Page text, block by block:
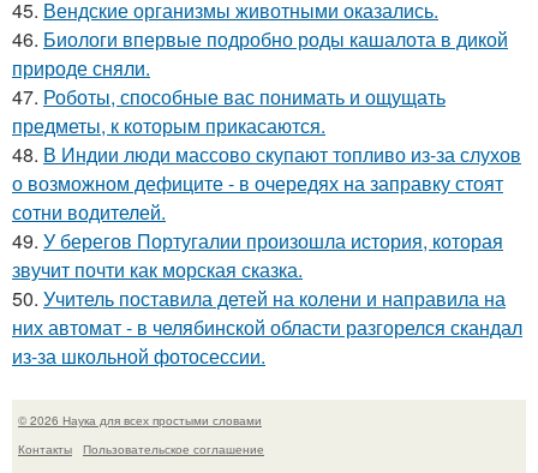
45. Вендские организмы животными оказались.
46. Биологи впервые подробно роды кашалота в дикой
природе сняли.
47. Роботы, способные вас понимать и ощущать
предметы, к которым прикасаются.
48. В Индии люди массово скупают топливо из-за слухов
о возможном дефиците - в очередях на заправку стоят
сотни водителей.
49. У берегов Португалии произошла история, которая
звучит почти как морская сказка.
50. Учитель поставила детей на колени и направила на
них автомат - в челябинской области разгорелся скандал
из-за школьной фотосессии.
© 2026 Наука для всех простыми словами
Контакты
Пользовательское соглашение